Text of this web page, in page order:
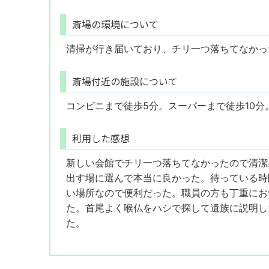
斎場の環境について
清掃が行き届いており、チリ一つ落ちてなか
斎場付近の施設について
コンビニまで徒歩5分。スーパーまで徒歩10分
利用した感想
新しい会館でチリ一つ落ちてなかったので清
出す場に選んで本当に良かった。待っている
い場所なので便利だった。職員の方も丁重に
た。首尾よく喉仏をハシで探して遺族に説明
た。